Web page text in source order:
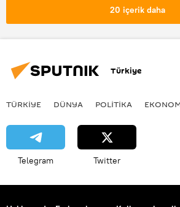
20 içerik daha
Türkiye
TÜRKIYE DÜNYA POLİTİKA
Telegram Twitter